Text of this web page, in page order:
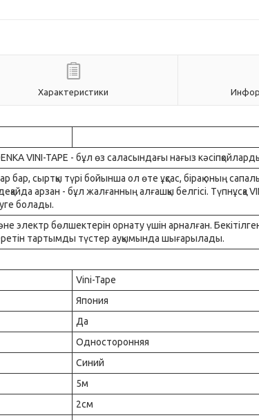
Характеристики
VINI-TAPE - бұл өз саласындағы нағыз
бар, сыртқы түрі бойынша ол өте ұқсас, бірақ оның
арзан - бұл жалғанның алғашқы белгісі. Түпнұсқа
болады.
электр бөлшектерін орнату үшін арналған.
тартымды түстер ауқымында шығарылады.
Vini-Tape
Япония
Да
Односторонняя
Синий
5м
2см